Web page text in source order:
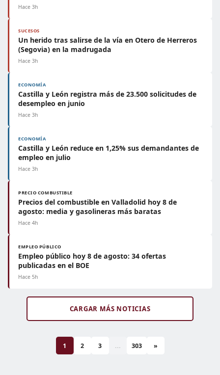
Hace 3h
SUCESOS
Un herido tras salirse de la vía en Otero de Herreros
(Segovia) en la madrugada
Hace 3h
ECONOMÍA
Castilla y León registra más de 23.500 solicitudes de
desempleo en junio
Hace 3h
ECONOMÍA
Castilla y León reduce en 1,25% sus demandantes de
empleo en julio
Hace 3h
PRECIO COMBUSTIBLE
Precios del combustible en Valladolid hoy 8 de
agosto: media y gasolineras más baratas
Hace 4h
EMPLEO PÚBLICO
Empleo público hoy 8 de agosto: 34 ofertas
publicadas en el BOE
Hace 5h
CARGAR MÁS NOTICIAS
1 2 3 ... 303 »